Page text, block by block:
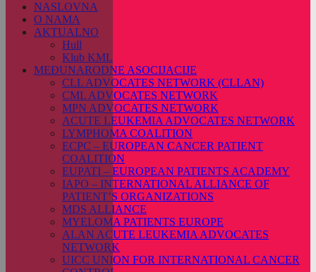
stranicu
NASLOVNA
O NAMA
AKTUALNO
Hull
Klub KML
MEĐUNARODNE ASOCIJACIJE
CLL ADVOCATES NETWORK (CLLAN)
CML ADVOCATES NETWORK
MPN ADVOCATES NETWORK
ACUTE LEUKEMIA ADVOCATES NETWORK
LYMPHOMA COALITION
ECPC – EUROPEAN CANCER PATIENT
COALITION
EUPATI – EUROPEAN PATIENTS ACADEMY
IAPO – INTERNATIONAL ALLIANCE OF
PATIENT’S ORGANIZATIONS
MDS ALLIANCE
MYELOMA PATIENTS EUROPE
ALAN ACUTE LEUKEMIA ADVOCATES
NETWORK
UICC UNION FOR INTERNATIONAL CANCER